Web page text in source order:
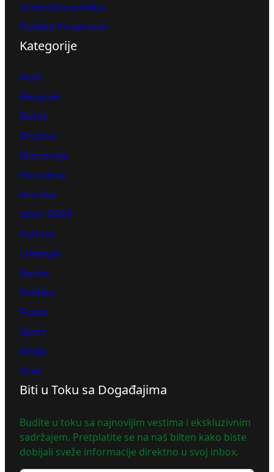
Urednička politika
Politika Privatnosti
Kategorije
Auto
Beograd
Biznis
Društvo
Ekonomija
Horoskop
Hronika
Izbori 2023
Kultura
Lifestyle
Nauka
Politika
Posao
Sport
Srbija
Svet
Biti u Toku sa Događajima
Budite u toku sa najnovijim vestima i ekskluzivnim
sadržajem. Pretplatite se na naš bilten kako biste
dobijali sveže informacije direktno u svoj inbox.